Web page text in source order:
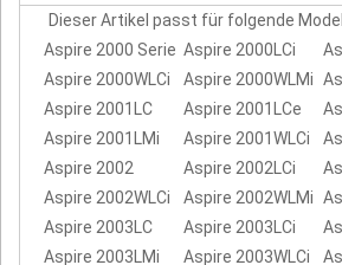
Dieser Artikel passt für folgende
Aspire 2000 Serie Aspire 2000LCi
Aspire 2000WLCi
Aspire 2000WLMi
Aspire 2001LC
Aspire 2001LCe
Aspire 2001LMi
Aspire 2001WLCi
Aspire 2002
Aspire 2002LCi
Aspire 2002WLCi
Aspire 2002WLMi
Aspire 2003LC
Aspire 2003LCi
Aspire 2003LMi
Aspire 2003WLCi